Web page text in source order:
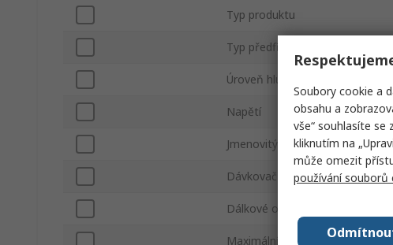
Typ produktu
Typ předfiltru
Úroveň hluku
Napětí
Jmenovitý výkon
Dávkovač pájení druhé cívky
Dálkové ovládání
Maximální průtok vzduchu
Soubory cookie a
obsahu a
vše“ souhlasíte
kliknutím na
může omezit
používání souborů